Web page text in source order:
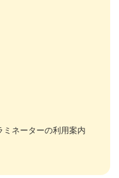
ネーターの利用案内